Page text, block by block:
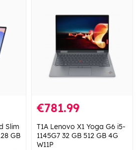
Slim
GB
€781.99
T1A Lenovo X1 Yoga G6 i5-
1145G7 32 GB 512 GB 4G
W11P